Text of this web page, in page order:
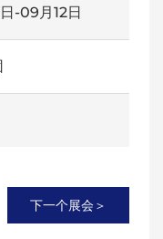
-09月12日
下一个展会＞